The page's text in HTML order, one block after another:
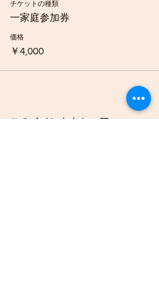
チケットの種類
一家庭参加券
価格
￥4,000
このイベントをシェア